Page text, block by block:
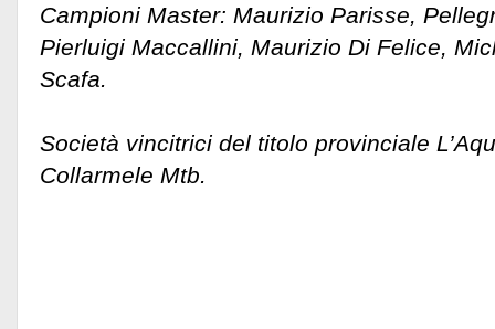
Campioni Master: Maurizio Parisse,
Pierluigi Maccallini, Maurizio Di Felice,
Scafa.
Società vincitrici del titolo provinciale
Collarmele Mtb.